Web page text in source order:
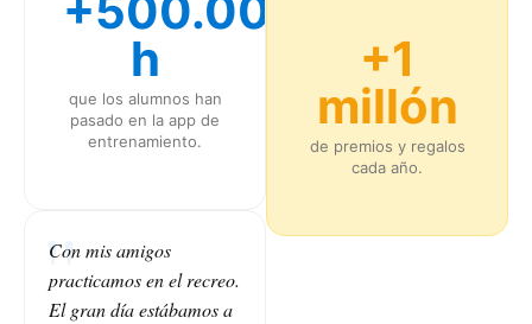
h
que los alumnos han
pasado en la app de
entrenamiento.
Con mis amigos
practicamos en el recreo.
El gran día estábamos a
+1
millón
de premios y regalos
cada año.